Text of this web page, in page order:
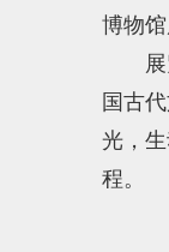
博物
国古
光，
程。